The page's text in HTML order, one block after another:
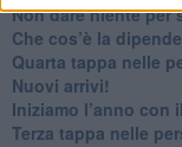
Non dare niente per
Che cos’è la
Quarta tappa nelle
​Nuovi arrivi!
​Iniziamo l’anno con
​Terza tappa nelle